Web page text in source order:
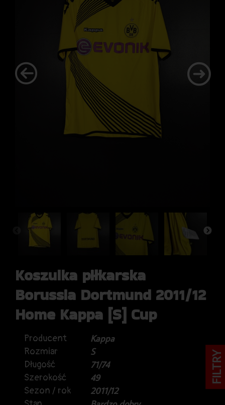
Koszulka piłkarska
Borussia Dortmund 2011/12
Home Kappa [S] Cup
Producent
Kappa
Rozmiar
S
Długość
71/74
Szerokość
49
Sezon / rok
2011/12
FILTRY